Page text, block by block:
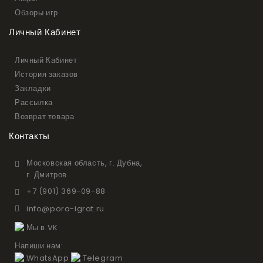
Обзоры игр
Личный Кабинет
Личный Кабинет
История заказов
Закладки
Рассылка
Возврат товара
Контакты
Московская область, г. Дубна,
г. Дмитров
+7 (901) 369-09-88
info@pora-igrat.ru
Мы в VK
Напиши нам:
WhatsApp
Telegram